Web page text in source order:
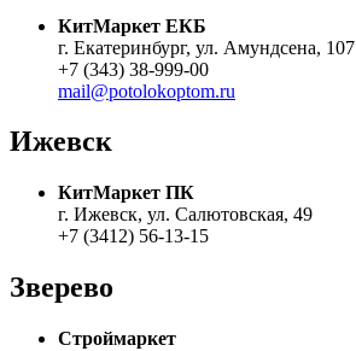
КитМаркет ЕКБ
г. Екатеринбург, ул. Амундсена, 107
+7 (343) 38-999-00
mail@potolokoptom.ru
Ижевск
КитМаркет ПК
г. Ижевск, ул. Салютовская, 49
+7 (3412) 56-13-15
Зверево
Строймаркет